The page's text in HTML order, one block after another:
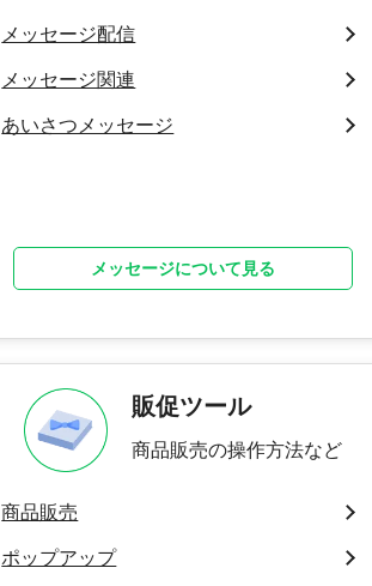
メッセージ配信
メッセージ関連
あいさつメッセージ
メッセージについて見る
販促ツール
商品販売の操作方法など
商品販売
ポップアップ